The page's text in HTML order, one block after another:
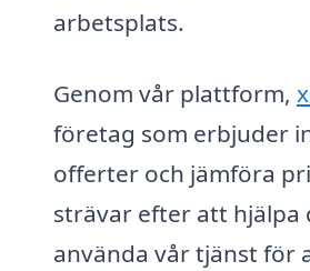
arbetsplats.
Genom vår plattform,
företag som erbjuder
offerter och jämföra
strävar efter att hjälpa
använda vår tjänst för